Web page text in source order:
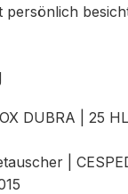
persönlich
DUBRA | 25
|